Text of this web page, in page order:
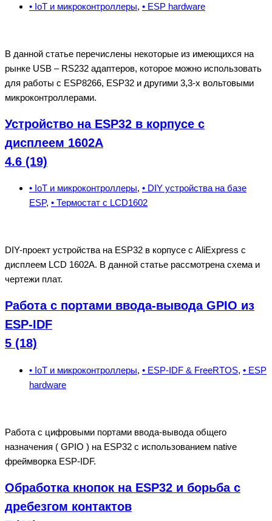
• IoT и микроконтроллеры, • ESP hardware
В данной статье перечислены некоторые из имеющихся на
рынке USB – RS232 адаптеров, которое можно использовать
для работы с ESP8266, ESP32 и другими 3,3-х вольтовыми
микроконтроллерами.
Устройство на ESP32 в корпусе с
дисплеем 1602А
4.6 (19)
• IoT и микроконтроллеры, • DIY устройства на базе
ESP, • Термостат с LCD1602
DIY-проект устройства на ESP32 в корпусе с AliExpress с
дисплеем LCD 1602A. В данной статье рассмотрена схема и
чертежи плат.
Работа с портами ввода-вывода GPIO из
ESP-IDF
5 (18)
• IoT и микроконтроллеры, • ESP-IDF & FreeRTOS, • ESP
hardware
Работа с цифровыми портами ввода-вывода общего
назначения ( GPIO ) на ESP32 с использованием native
фреймворка ESP-IDF.
Обработка кнопок на ESP32 и борьба с
дребезгом контактов